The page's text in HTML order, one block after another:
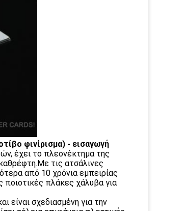
φινίρισμα) - εισαγωγή
έχει το πλεονέκτημα της
τις ατσάλινες
από 10 χρόνια εμπειρίας
ποιοτικές πλάκες χάλυβα για
είναι σχεδιασμένη για την